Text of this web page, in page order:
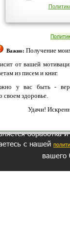
Важно: Получение
от вашей
из писем и книг.
у вас быть -
своем здоровье.
Удачи!
обработка
с нашей
вашего